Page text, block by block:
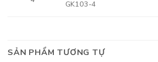
GK103-4
SẢN PHẨM TƯƠNG TỰ